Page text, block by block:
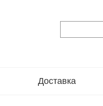
Доставка